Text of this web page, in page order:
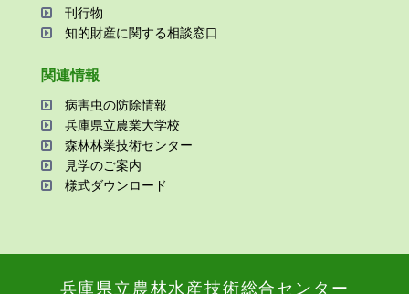
刊⾏物
知的財産に関する相談窓⼝
関連情報
病害⾍の防除情報
兵庫県⽴農業⼤学校
森林林業技術センター
⾒学のご案内
様式ダウンロード
兵庫県⽴農林⽔産技術総合センター